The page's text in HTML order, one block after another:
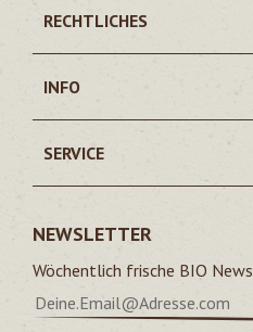
RECHTLICHES
INFO
SERVICE
NEWSLETTER
Wöchentlich frische BIO News